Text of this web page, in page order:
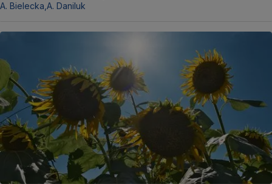
A. Bielecka, A. Daniluk